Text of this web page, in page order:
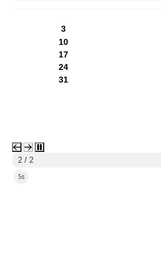
3
10
17
24
31
2 / 2
1s